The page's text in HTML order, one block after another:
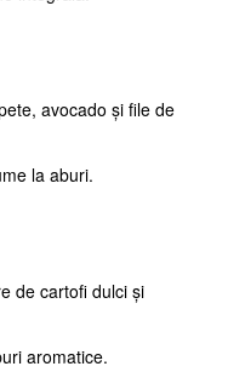
avocado și file de
la aburi.
de cartofi dulci și
aromatice.